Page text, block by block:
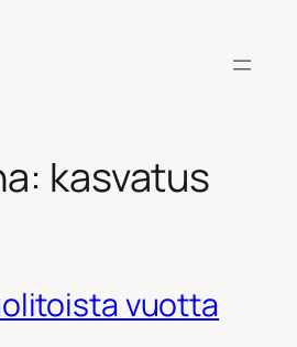
kasvatus
vuotta